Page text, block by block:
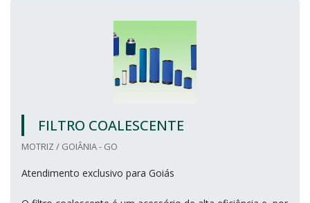
FILTRO COALESCENTE
MOTRIZ / GOIÂNIA - GO
Atendimento exclusivo para Goiás